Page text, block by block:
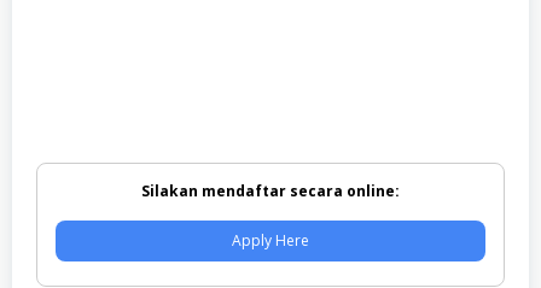
Silakan mendaftar secara online:
Apply Here